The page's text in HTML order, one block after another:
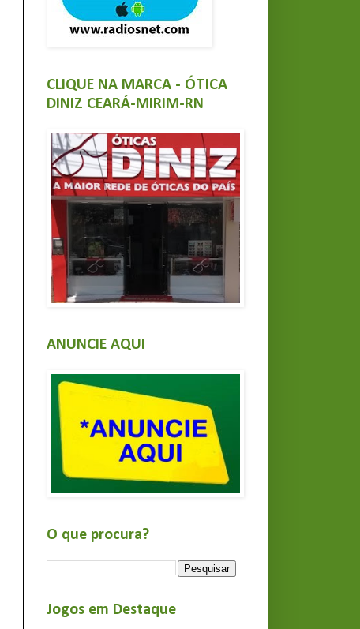
CLIQUE NA MARCA - ÓTICA
DINIZ CEARÁ-MIRIM-RN
ANUNCIE AQUI
O que procura?
Jogos em Destaque